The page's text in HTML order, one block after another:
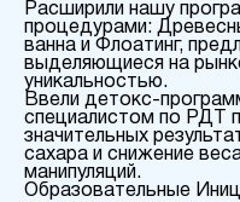
Расширили нашу
процедурами:
ванна и Флоатинг,
выделяющиеся на
уникальностью.
Ввели детокс-
специалистом по РДТ
значительных
сахара и снижение
манипуляций.
Образовательные